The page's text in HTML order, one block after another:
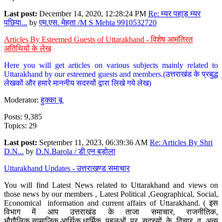
Last post: December 14, 2020, 12:28:24 PM Re: म्यर पहाड़ म्यर
पछिया... byएम.एस. मेहता /M S Mehta 9910532720
Articles By Esteemed Guests of Uttarakhand - विशेष आमंत्रित
अतिथियों के लेख
Here you will get articles on various subjects mainly related to
Uttarakhand by our esteemed guests and members.(उत्तराखंड के प्रबुद्ध
लेखकों और हमारे माननीय सदस्यों द्वारा लिखे गये लेख)
Moderator:हुक्का बू
Posts: 9,385
Topics: 29
Last post: September 11, 2023, 06:39:36 AM Re: Articles By Shri
D.N... by D.N.Barola / डी एन बड़ोला
Uttarakhand Updates - उत्तराखण्ड समाचार
You will find Latest News related to Uttarakhand and views on
those news by our members , Latest Political ,Geographical, Social,
Economical information and current affairs of Uttarakhand. ( इस
विभाग में आप उत्तराखंड के ताजा समाचार, राजनीतिक,